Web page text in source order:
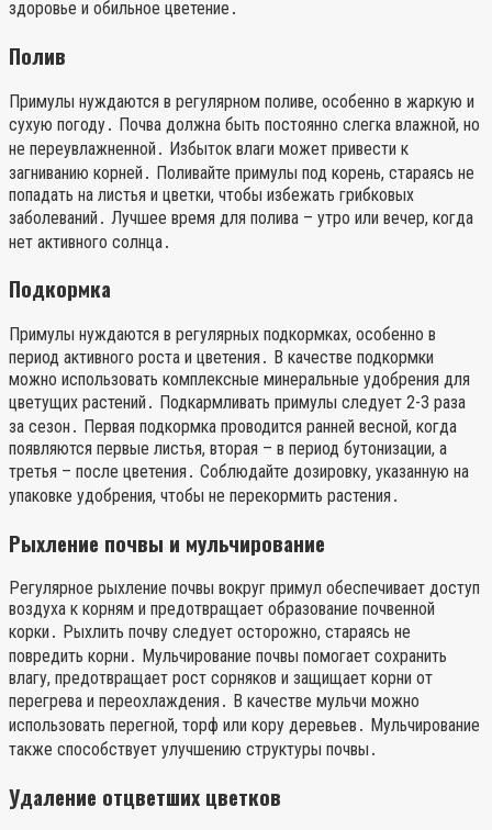
здоровье и обильное цветение․
Полив
Примулы нуждаются в регулярном поливе, особенно в жаркую и
сухую погоду․ Почва должна быть постоянно слегка влажной, но
не переувлажненной․ Избыток влаги может привести к
загниванию корней․ Поливайте примулы под корень, стараясь не
попадать на листья и цветки, чтобы избежать грибковых
заболеваний․ Лучшее время для полива – утро или вечер, когда
нет активного солнца․
Подкормка
Примулы нуждаются в регулярных подкормках, особенно в
период активного роста и цветения․ В качестве подкормки
можно использовать комплексные минеральные удобрения для
цветущих растений․ Подкармливать примулы следует 2-3 раза
за сезон․ Первая подкормка проводится ранней весной, когда
появляются первые листья, вторая – в период бутонизации, а
третья – после цветения․ Соблюдайте дозировку, указанную на
упаковке удобрения, чтобы не перекормить растения․
Рыхление почвы и мульчирование
Регулярное рыхление почвы вокруг примул обеспечивает доступ
воздуха к корням и предотвращает образование почвенной
корки․ Рыхлить почву следует осторожно, стараясь не
повредить корни․ Мульчирование почвы помогает сохранить
влагу, предотвращает рост сорняков и защищает корни от
перегрева и переохлаждения․ В качестве мульчи можно
использовать перегной, торф или кору деревьев․ Мульчирование
также способствует улучшению структуры почвы․
Удаление отцветших цветков